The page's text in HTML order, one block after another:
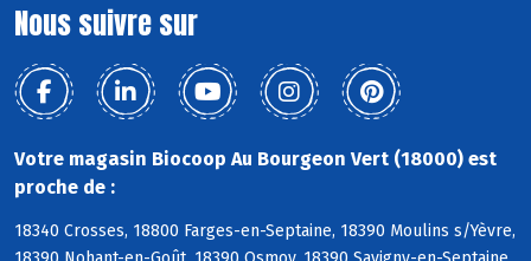
Nous suivre sur
Votre magasin Biocoop Au Bourgeon Vert (18000) est
proche de :
18340 Crosses, 18800 Farges-en-Septaine, 18390 Moulins s/Yèvre,